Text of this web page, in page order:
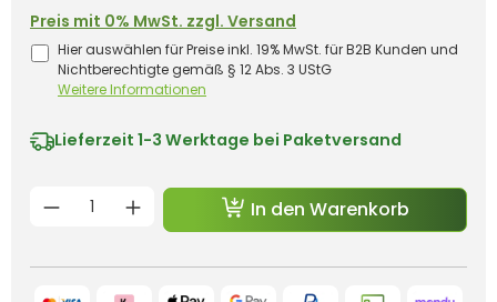
Preis mit 0% MwSt. zzgl. Versand
Hier auswählen für Preise inkl. 19% MwSt. für B2B Kunden und
Nichtberechtigte gemäß § 12 Abs. 3 UStG
Weitere Informationen
Lieferzeit 1-3 Werktage bei Paketversand
Produkt Anzahl: Gib den
In den Warenkorb